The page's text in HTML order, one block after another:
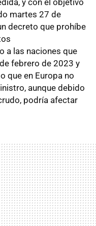
martes 27 de
decreto que prohíbe
a las naciones que
febrero de 2023 y
que en Europa no
aunque debido
podría afectar